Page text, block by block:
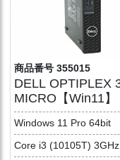
商品番号 355015
DELL OPTIPLEX 3080
MICRO【Win11】
Windows 11 Pro 64bit
Core i3 (10105T) 3GHz